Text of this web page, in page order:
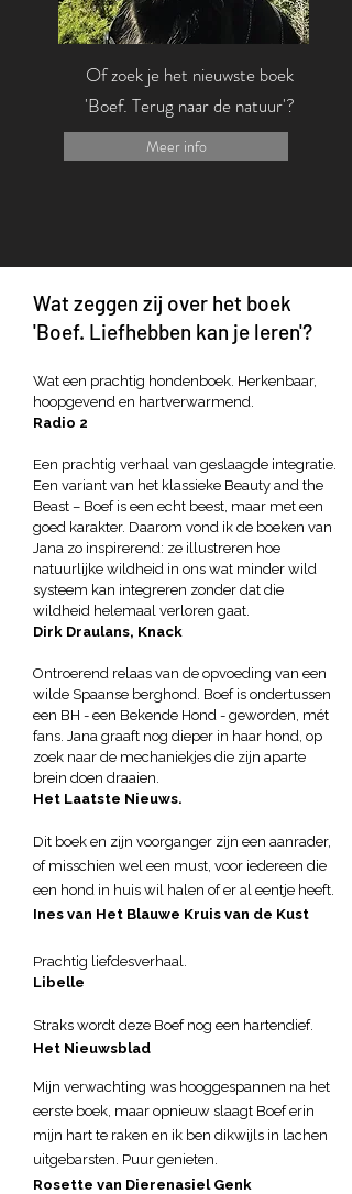
Of zoek je het nieuwste boek
'Boef. Terug naar de natuur'?
Meer info
Wat zeggen zij over het boek
'Boef. Liefhebben kan je leren'?
Wat een prachtig hondenboek. Herkenbaar,
hoopgevend en hartverwarmend.
Radio 2
Een prachtig verhaal van geslaagde integratie.
Een variant van het klassieke Beauty and the
Beast – Boef is een echt beest, maar met een
goed karakter. Daarom vond ik de boeken van
Jana zo inspirerend: ze illustreren hoe
natuurlijke wildheid in ons wat minder wild
systeem kan integreren zonder dat die
wildheid helemaal verloren gaat.
Dirk Draulans, Knack
Ontroerend relaas van de opvoeding van een
wilde Spaanse berghond. Boef is ondertussen
een BH - een Bekende Hond - geworden, mét
fans. Jana graaft nog dieper in haar hond, op
zoek naar de mechaniekjes die zijn aparte
brein doen draaien.
Het Laatste Nieuws.
Dit boek en zijn voorganger zijn een aanrader,
of misschien wel een must, voor iedereen die
een hond in huis wil halen of er al eentje heeft.
Ines van Het Blauwe Kruis van de Kust
Prachtig liefdesverhaal.
Libelle
Straks wordt deze Boef nog een hartendief.
Het Nieuwsblad
Mijn verwachting was hooggespannen na het
eerste boek, maar opnieuw slaagt Boef erin
mijn hart te raken en ik ben dikwijls in lachen
uitgebarsten. Puur genieten.
Rosette van Dierenasiel Genk